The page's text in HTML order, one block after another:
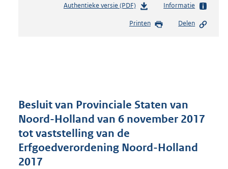
Authentieke versie (PDF)b
s
r
o
t
Informatie
Printen Delen
Besluit van Provinciale Staten van
Noord-Holland van 6 november 2017
tot vaststelling van de
Erfgoedverordening Noord-Holland
2017